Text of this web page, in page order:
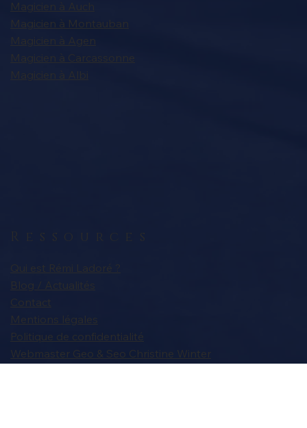
Magicien à Auch
Magicien à Montauban
Magicien à Agen
Magicien à Carcassonne
Ressources
Blog / Actualités
Contact
Mentions légales
Politique de confidentialité
Webmaster Geo & Seo Christine Winter